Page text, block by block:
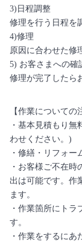
3)日程調整
修理を行う日程を
4)修理
原因に合わせた修
5) お客さまへの確
修理が完了したら
【作業についての
・基本見積もり
わせください。)
・修繕・リフォー
・お客様ご不在
出は可能です。作
ます。
・作業箇所にト
す。
・作業をするに